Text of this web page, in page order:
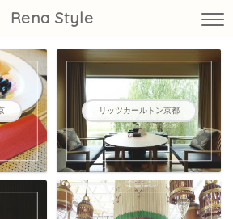
Rena Style
リッツカールトン京都